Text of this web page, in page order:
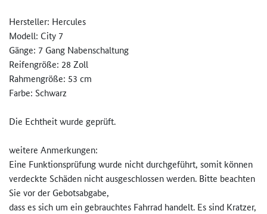
Hersteller: Hercules
Modell: City 7
Gänge: 7 Gang Nabenschaltung
Reifengröße: 28 Zoll
Rahmengröße: 53 cm
Farbe: Schwarz
Die Echtheit wurde geprüft.
weitere Anmerkungen:
Eine Funktionsprüfung wurde nicht durchgeführt, somit können
verdeckte Schäden nicht ausgeschlossen werden. Bitte beachten
Sie vor der Gebotsabgabe,
dass es sich um ein gebrauchtes Fahrrad handelt. Es sind Kratzer,